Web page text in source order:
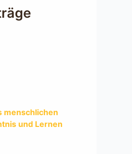
menschlichen
und Lernen